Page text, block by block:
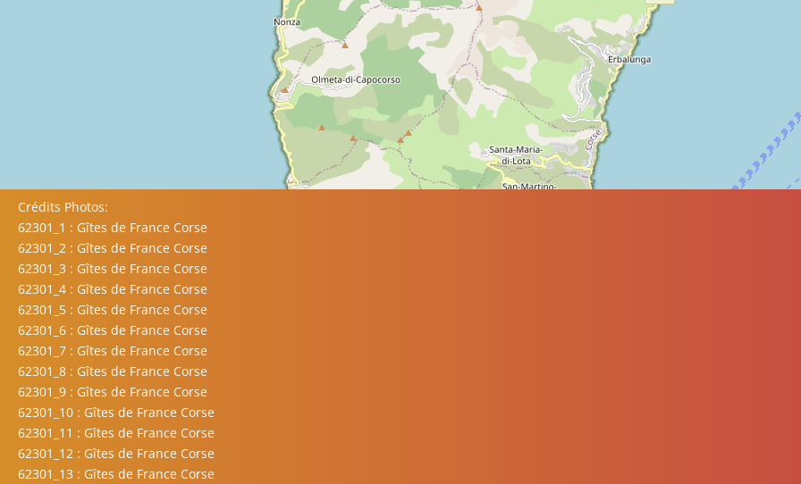
Crédits Photos:
62301_1 : Gîtes de France Corse
62301_2 : Gîtes de France Corse
62301_3 : Gîtes de France Corse
62301_4 : Gîtes de France Corse
62301_5 : Gîtes de France Corse
62301_6 : Gîtes de France Corse
62301_7 : Gîtes de France Corse
62301_8 : Gîtes de France Corse
62301_9 : Gîtes de France Corse
62301_10 : Gîtes de France Corse
62301_11 : Gîtes de France Corse
62301_12 : Gîtes de France Corse
62301_13 : Gîtes de France Corse